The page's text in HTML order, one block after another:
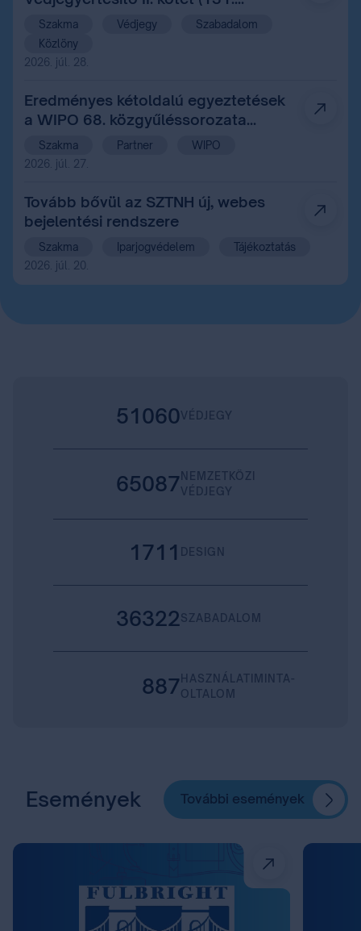
évfolyam 14. szám)
Szakma Védjegy
Szabadalom
Közlöny
2026. júl. 28.
Eredményes kétoldalú egyeztetések
a WIPO 68. közgyűléssorozata
margójan Genfben
Szakma Partner
WIPO
2026. júl. 27.
Tovább bővül az SZTNH új, webes
bejelentési rendszere
Szakma Iparjogvédelem
Tájékoztatás
2026. júl. 20.
51060VÉDJEGY
65087 NEMZETKÖZI
VÉDJEGY
1711 DESIGN
36322SZABADALOM
887 HASZNÁLATIMINTA-
OLTALOM
Események További események